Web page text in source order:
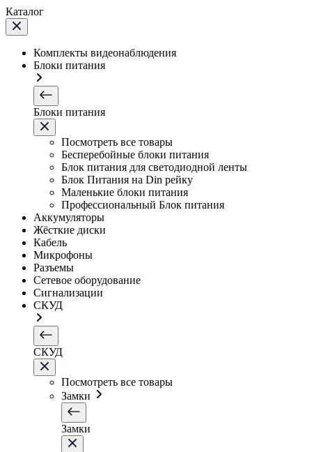
Каталог
Комплекты видеонаблюдения
Блоки питания
Блоки питания
Посмотреть все товары
Бесперебойные блоки питания
Блок питания для светодиодной ленты
Блок Питания на Din рейку
Маленькие блоки питания
Профессиональный Блок питания
Аккумуляторы
Жёсткие диски
Кабель
Микрофоны
Разъемы
Сетевое оборудование
Сигнализации
СКУД
СКУД
Посмотреть все товары
Замки
Замки